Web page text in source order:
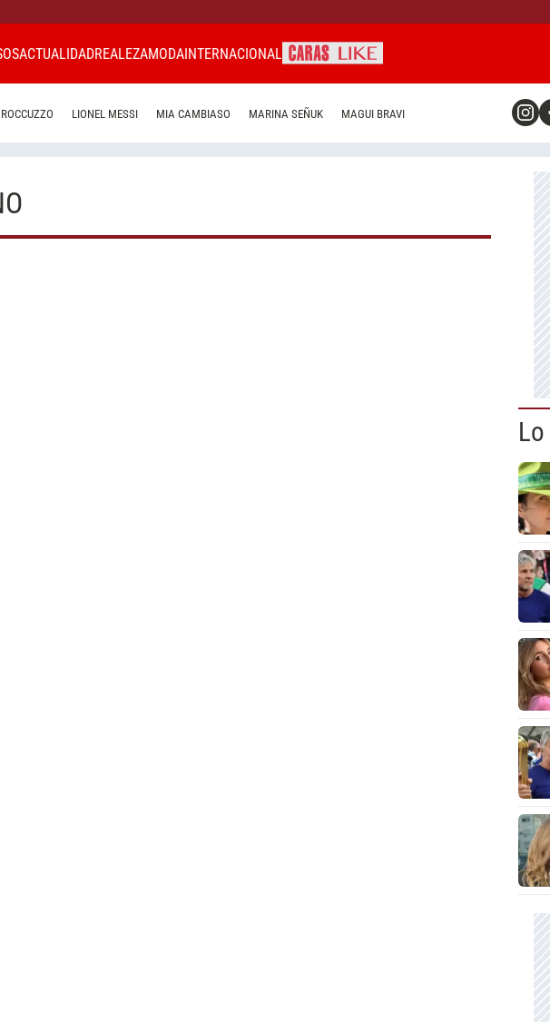
ACTUALIDADREALEZAMODAINTERNACIONAL
LIONEL MESSI MIA CAMBIASO MARINA SEÑUK MAGUI BRAVI